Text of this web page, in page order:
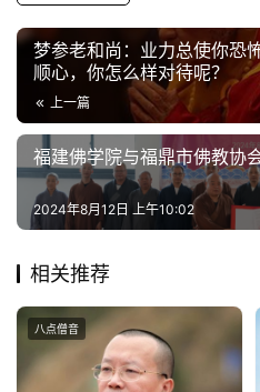
巡
礼
视
频
录
佛
教
艺
术
梦参老和尚：业力总使你恐
顺心，你怎么样对待呢？
上一篇
福建佛学院与福鼎市佛教协
2024年8月12日 上午10:02
相关推荐
八点僧音